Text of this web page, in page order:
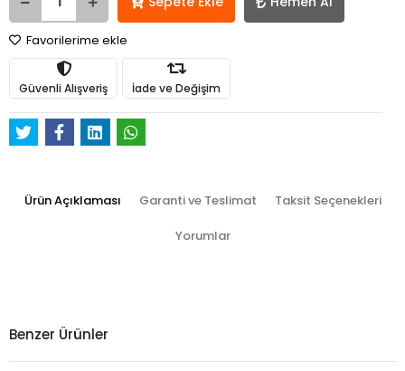
Favorilerime ekle
Güvenli Alışveriş İade ve Değişim
Ürün Açıklaması Garanti ve Teslimat Taksit Seçenekleri
Yorumlar
Benzer Ürünler